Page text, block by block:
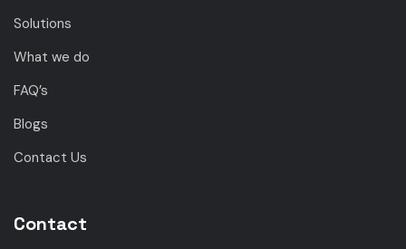
Solutions
What we do
FAQ’s
Blogs
Contact Us
Contact